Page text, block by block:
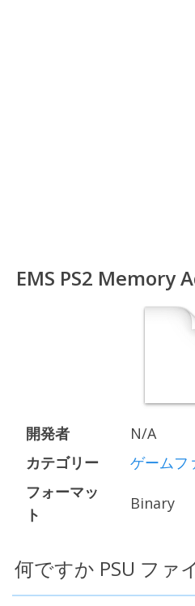
EMS PS2 Memory
開発者
N/A
カテゴリー
ゲームフ
フォーマッ
ト
Binary
何ですか PSU ファ